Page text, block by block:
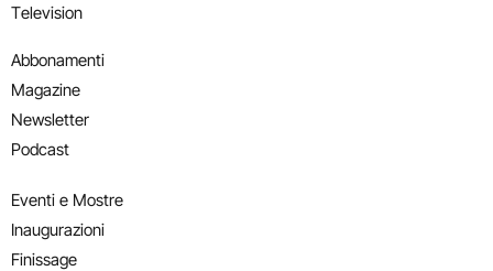
Television
Abbonamenti
Magazine
Newsletter
Podcast
Eventi e Mostre
Inaugurazioni
Finissage